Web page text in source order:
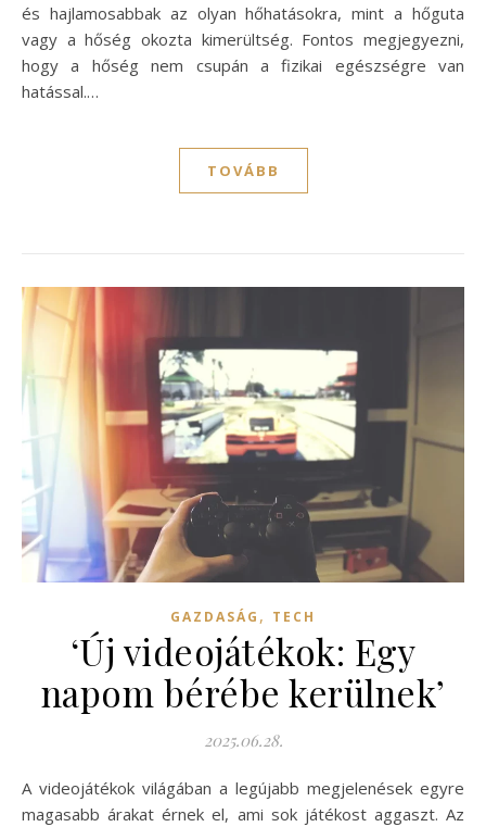
és hajlamosabbak az olyan hőhatásokra, mint a hőguta
vagy a hőség okozta kimerültség. Fontos megjegyezni,
hogy a hőség nem csupán a fizikai egészségre van
hatással.…
TOVÁBB
GAZDASÁG , TECH
‘Új videojátékok: Egy
napom bérébe kerülnek’
2025.06.28.
A videojátékok világában a legújabb megjelenések egyre
magasabb árakat érnek el, ami sok játékost aggaszt. Az